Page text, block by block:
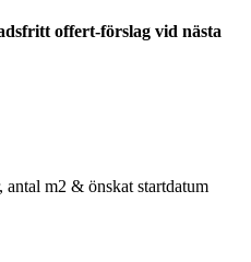
offert-förslag vid nästa
m2 & önskat startdatum